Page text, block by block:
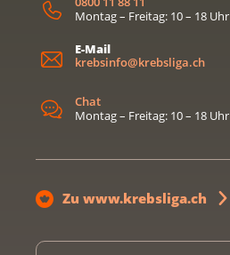
Montag – Freitag: 10 – 18 Uhr
E-Mail
krebsinfo@krebsliga.ch
Chat
Montag – Freitag: 10 – 18 Uhr
Zu www.krebsliga.ch